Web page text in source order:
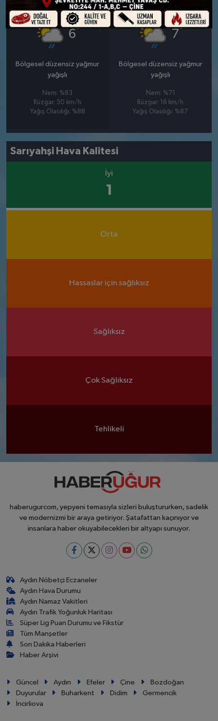
CUMARTESI
6°
Bölgesel düzensiz yağmur
yağışlı
Nem: %83
Rüzgar: 50 km/h
Yağış Olasılığı: %88
PAZAR
7°
Bölgesel düzensiz yağmur
yağışlı
Nem: %71
Rüzgar: 16 km/h
Yağış Olasılığı: %87
Sarıyahşi Hava Kalitesi
İyi
1
Orta
Hassaslar için sağlıksız
Sağlıksız
Çok Sağlıksız
Tehlikeli
haberugurcom, yepyeni temasıyla sizleri buluştururken, sadelik
ve modernizmi bir araya getiriyor. Şatafattan kaçınıyor ve
insanlara haber okuyabilecekleri bir altyapı sunuyor.
Aydın Nöbetçi Eczaneler
Aydın Hava Durumu
Aydın Namaz Vakitleri
Aydın Trafik Yoğunluk Haritası
Süper Lig Puan Durumu ve Fikstür
Tüm Manşetler
Son Dakika Haberleri
Haber Arşivi
Güncel Aydın Efeler Çine
Bozdoğan
Duyurular
Buharkent Didim
Germencik
İncirliova